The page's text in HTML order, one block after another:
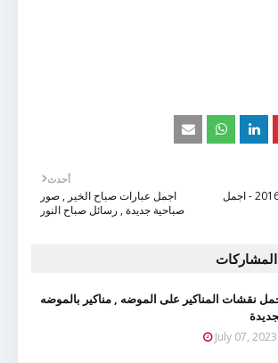
أحدث
اجمل عبارات صباح الخير , صور
صباحية جديدة , رسائل صباح النور
صور جمعة مباركة 2016 - اجمل
نقشات المناكير على الموضه , مناكير بالموضه
July 07, 2023